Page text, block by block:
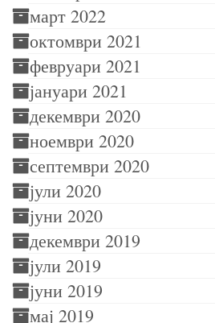
март 2022
октомври 2021
февруари 2021
јануари 2021
декември 2020
ноември 2020
септември 2020
јули 2020
јуни 2020
декември 2019
јули 2019
јуни 2019
мај 2019